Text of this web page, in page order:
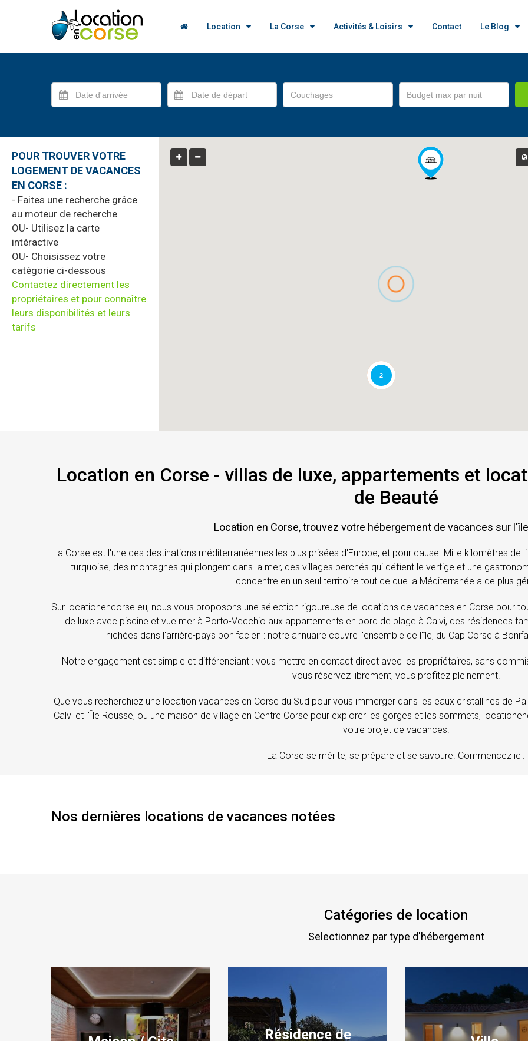
Location La Corse Activités & Loisirs Contact Le Blog
POUR TROUVER VOTRE
LOGEMENT DE VACANCES
EN CORSE :
- Faites une recherche grâce
au moteur de recherche
OU- Utilisez la carte
intéractive
OU- Choisissez votre
catégorie ci-dessous
Contactez directement les
propriétaires et pour connaître
leurs disponibilités et leurs
tarifs
2
Location en Corse - villas de luxe, appartements et
de Beauté
Location en Corse, trouvez votre hébergement de vacances sur
La Corse est l'une des destinations méditerranéennes les plus prisées d'Europe, et pour cause. Mille kilomètres
turquoise, des montagnes qui plongent dans la mer, des villages perchés qui défient le vertige et une
concentre en un seul territoire tout ce que la Méditerranée a de plus
Sur locationencorse.eu, nous vous proposons une sélection rigoureuse de locations de vacances en Corse pour
de luxe avec piscine et vue mer à Porto-Vecchio aux appartements en bord de plage à Calvi, des résidences
nichées dans l'arrière-pays bonifacien : notre annuaire couvre l'ensemble de l'île, du Cap Corse à
Notre engagement est simple et différenciant : vous mettre en contact direct avec les propriétaires, sans
vous réservez librement, vous profitez pleinement.
Que vous recherchiez une location vacances en Corse du Sud pour vous immerger dans les eaux cristallines de
Calvi et l'Île Rousse, ou une maison de village en Centre Corse pour explorer les gorges et les sommets,
votre projet de vacances.
La Corse se mérite, se prépare et se savoure. Commencez ici.
Nos dernières locations de vacances notées
Catégories de location
Selectionnez par type d'hébergement
Résidence de